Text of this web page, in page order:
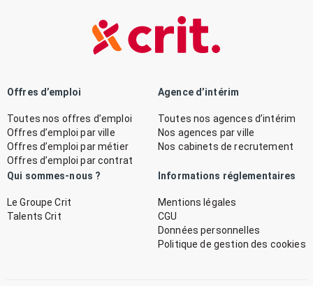
Offres d’emploi
Toutes nos offres d’emploi
Offres d’emploi par ville
Offres d’emploi par métier
Offres d’emploi par contrat
Agence d’intérim
Toutes nos agences d’intérim
Nos agences par ville
Nos cabinets de recrutement
Qui sommes-nous ?
Le Groupe Crit
Talents Crit
Informations réglementaires
Mentions légales
CGU
Données personnelles
Politique de gestion des cookies